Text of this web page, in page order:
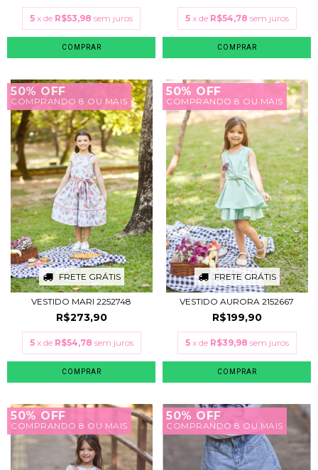
5 x de R$53,98 sem juros
COMPRAR
5 x de R$54,78 sem juros
COMPRAR
50% OFF
COMPRANDO 8 OU MAIS
FRETE GRÁTIS
VESTIDO MARI 2252748
R$273,90
5 x de R$54,78 sem juros
COMPRAR
50% OFF
COMPRANDO 8 OU MAIS
FRETE GRÁTIS
VESTIDO AURORA 2152667
R$199,90
5 x de R$39,98 sem juros
COMPRAR
50% OFF
COMPRANDO 8 OU MAIS
50% OFF
COMPRANDO 8 OU MAIS